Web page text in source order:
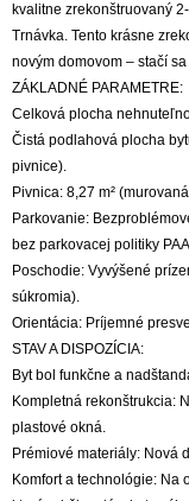
kvalitne zrekonštruovaný
Trnávka. Tento krásne
novým domovom – stačí
ZÁKLADNÉ PARAMETRE:
Celková plocha
Čistá podlahová plocha
pivnice).
Pivnica: 8,27 m²
Parkovanie:
bez parkovacej politiky
Poschodie: Vyvýšené
súkromia).
Orientácia: Príjemné
STAV A DISPOZÍCIA:
Byt bol funkčne a
Kompletná rekonštrukcia:
plastové okná.
Prémiové materiály: Nová
Komfort a technológie: Na